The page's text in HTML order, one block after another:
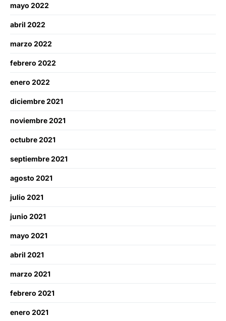
mayo 2022
abril 2022
marzo 2022
febrero 2022
enero 2022
diciembre 2021
noviembre 2021
octubre 2021
septiembre 2021
agosto 2021
julio 2021
junio 2021
mayo 2021
abril 2021
marzo 2021
febrero 2021
enero 2021